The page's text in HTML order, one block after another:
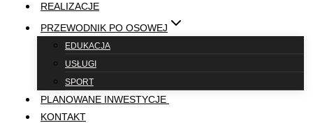
REALIZACJE
PRZEWODNIK PO OSOWEJ
EDUKACJA
USŁUGI
SPORT
PLANOWANE INWESTYCJE
KONTAKT